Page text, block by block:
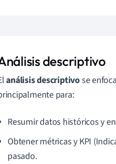
descriptivo
análisis descriptivose
para:
Resumir datos históricos y
Obtener métricas y KPI
pasado.